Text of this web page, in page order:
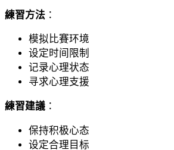
練習方法 ：
模拟比賽环境
设定时间限制
记录心理状态
寻求心理支援
練習建議 ：
保持积极心态
设定合理目标